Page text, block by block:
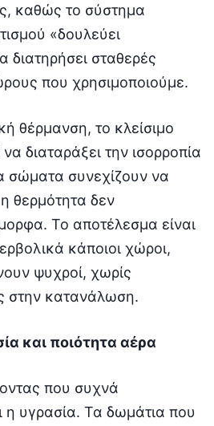
καθώς το σύστημα
«δουλεύει
διατηρήσει σταθερές
που χρησιμοποιούμε.
θέρμανση, το κλείσιμο
διαταράξει την ισορροπία
σώματα συνεχίζουν να
θερμότητα δεν
Το αποτέλεσμα είναι
κάποιοι χώροι,
ψυχροί, χωρίς
στην κατανάλωση.
και ποιότητα αέρα
που συχνά
η υγρασία. Τα δωμάτια που